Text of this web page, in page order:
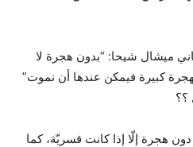
ميشال شيحا: “بدون هجرة لا
كبيرة فيمكن عندها أن نموت”
؟؟
دون هجرة إلّا إذا كانت قسريّة، كما